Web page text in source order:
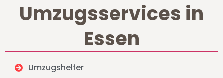
Umzugsservices in
Essen
Umzugshelfer